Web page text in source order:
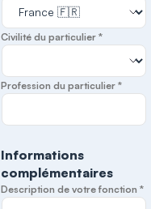
Civilité du particulier *
Profession du particulier *
Informations
complémentaires
Description de votre fonction *